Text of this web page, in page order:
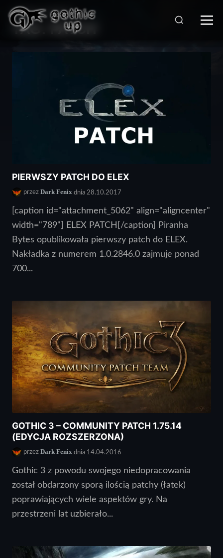
STRONA GŁÓWNA >
TAG: PATCH
PIERWSZY PATCH DO ELEX
przez Dark Fenix dnia 28.10.2017
[caption id="attachment_5062" align="aligncenter"
width="789"] ELEX PATCH[/caption] Piranha
Bytes opublikowała pierwszy patch do ELEX.
Nakładka z numerem 1.0.2846.0 zajmuje ponad
700...
GOTHIC 3 – COMMUNITY PATCH 1.75.14
(EDYCJA ROZSZERZONA)
przez Dark Fenix dnia 14.04.2016
Gothic 3 z powodu swojego niedopracowania
został obdarzony sporą ilością patchy (łatek)
poprawiających wiele aspektów gry. Na
przestrzeni lat uzbierało...